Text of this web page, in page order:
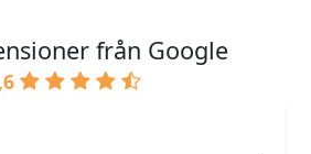
från Google